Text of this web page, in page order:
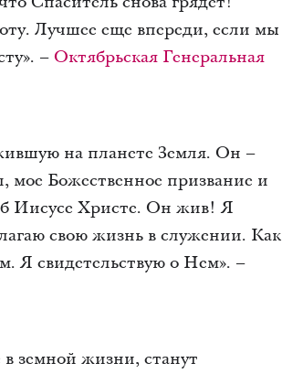
Лучшее еще впереди, если мы
– Октябрьская Генеральная
на планете Земля. Он –
Божественное призвание и
Иисусе Христе. Он жив! Я
свою жизнь в служении. Как
Я свидетельствую о Нем». –
земной жизни, станут